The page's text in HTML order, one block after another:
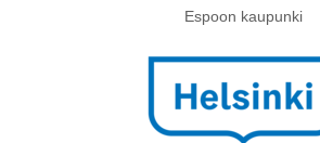
Espoon kaupunki